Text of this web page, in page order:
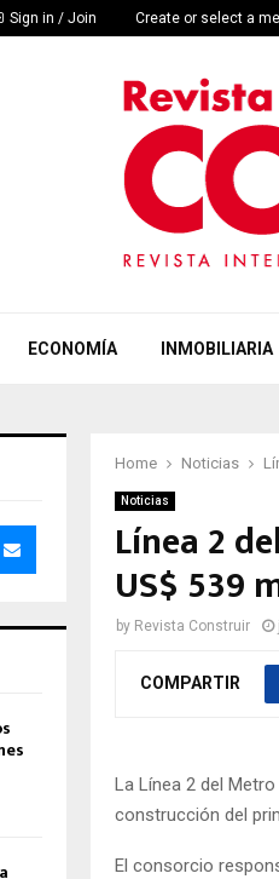
Sign in / Join Create or select a
ECONOMÍA INMOBILIARIA
Home Noticias
Noticias
Línea 2
US$ 539
by Revista Construir
COMPARTIR
La Línea 2 del
construcción del
El consorcio